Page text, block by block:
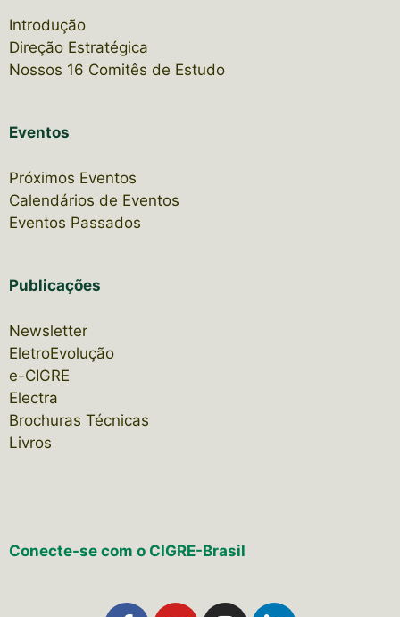
Introdução
Direção Estratégica
Nossos 16 Comitês de Estudo
Eventos
Próximos Eventos
Calendários de Eventos
Eventos Passados
Publicações
Newsletter
EletroEvolução
e-CIGRE
Electra
Brochuras Técnicas
Livros
Conecte-se com o CIGRE-Brasil